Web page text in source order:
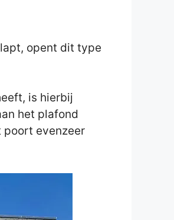
opent dit type
is hierbij
het plafond
poort evenzeer